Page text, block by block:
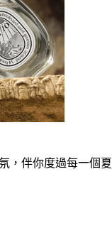
，伴你度過每一個夏